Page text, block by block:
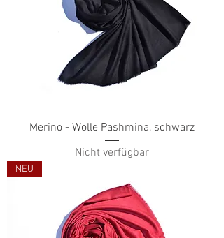
Merino - Wolle Pashmina, schwarz
Nicht verfügbar
NEU